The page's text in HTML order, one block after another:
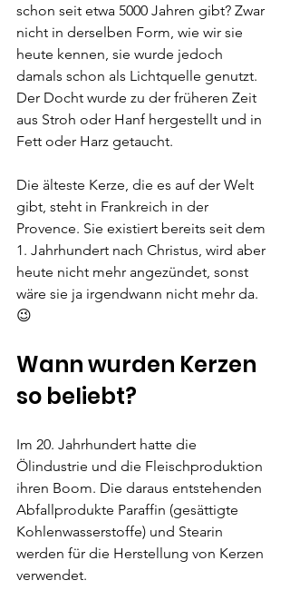
schon seit etwa 5000 Jahren gibt? Zwar
nicht in derselben Form, wie wir sie
heute kennen, sie wurde jedoch
damals schon als Lichtquelle genutzt.
Der Docht wurde zu der früheren Zeit
aus Stroh oder Hanf hergestellt und in
Fett oder Harz getaucht.
Die älteste Kerze, die es auf der Welt
gibt, steht in Frankreich in der
Provence. Sie existiert bereits seit dem
1. Jahrhundert nach Christus, wird aber
heute nicht mehr angezündet, sonst
wäre sie ja irgendwann nicht mehr da.
😉
Wann wurden Kerzen
so beliebt?
Im 20. Jahrhundert hatte die
Ölindustrie und die Fleischproduktion
ihren Boom. Die daraus entstehenden
Abfallprodukte Paraffin (gesättigte
Kohlenwasserstoffe) und Stearin
werden für die Herstellung von Kerzen
verwendet.